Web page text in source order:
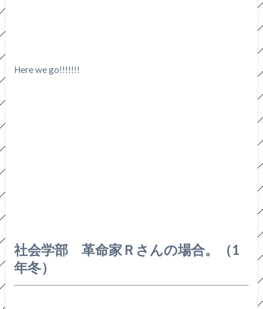
Here we go!!!!!!!
社会学部 革命家Ｒさんの場合。（1
年冬）